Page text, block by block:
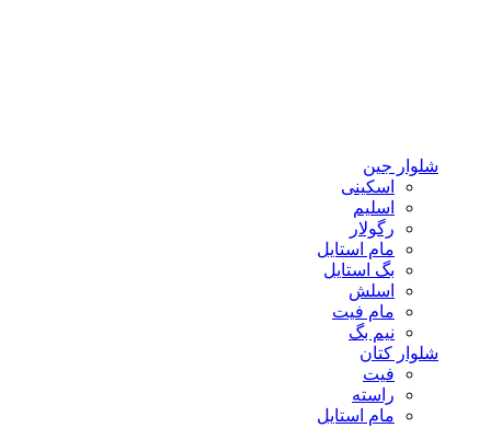
شلوار جین
اسکینی
اسلیم
رگولار
مام استایل
بگ استایل
اسلش
مام فیت
نیم بگ
شلوار کتان
فیت
راسته
مام استایل